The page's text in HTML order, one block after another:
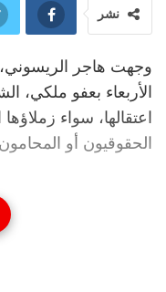
نشر
وجهت هاجر
الأربعاء بعفو ملكي،
اعتقالها، سواء
الحقوقيون أو
وقالت الريسوني،